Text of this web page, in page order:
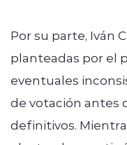
Por su parte, Iván
planteadas por el
eventuales
de votación antes
definitivos.